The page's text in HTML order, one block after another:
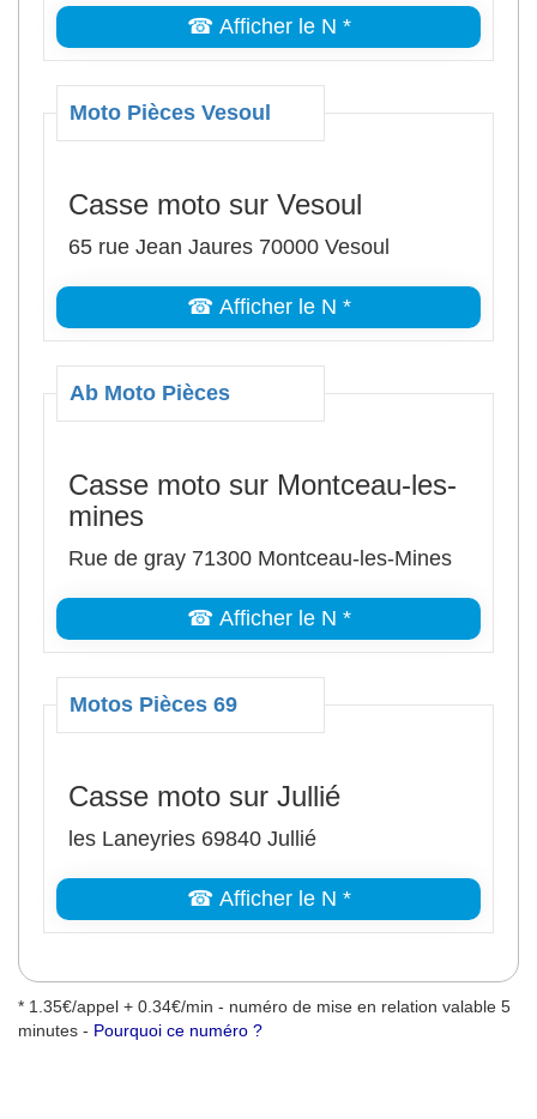
☎ Afficher le N *
Moto Pièces Vesoul
Casse moto sur Vesoul
65 rue Jean Jaures 70000 Vesoul
☎ Afficher le N *
Ab Moto Pièces
Casse moto sur Montceau-les-
mines
Rue de gray 71300 Montceau-les-Mines
☎ Afficher le N *
Motos Pièces 69
Casse moto sur Jullié
les Laneyries 69840 Jullié
☎ Afficher le N *
* 1.35€/appel + 0.34€/min - numéro de mise en relation valable 5
minutes - Pourquoi ce numéro ?